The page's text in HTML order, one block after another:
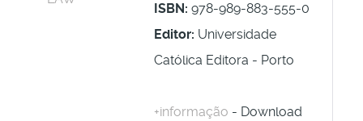
ISBN: 978-989-883-555-0
Editor: Universidade
Católica Editora - Porto
+informação - Download